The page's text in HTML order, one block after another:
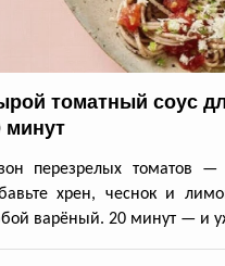
томатный соус
минут
перезрелых томатов
хрен, чеснок и
варёный. 20 минут — и